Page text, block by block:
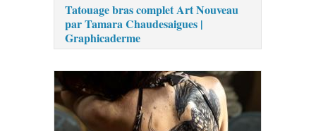
Tatouage bras complet Art Nouveau
par Tamara Chaudesaigues |
Graphicaderme